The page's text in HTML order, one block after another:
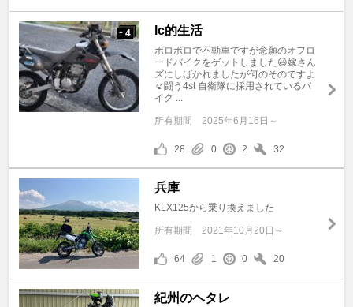
+ 4 lc的生活
ボロボロで不動車ですが念願のオフロ
ードバイクをゲットしました😃嫁さん
ズにしばかれましたが何のそのですよ
☺️闘う4st 自衛隊に採用されているバ
イク ...
所有期間 2025年6月16日～
28 0 2 32
兵庫
KLX125から乗り換えました
所有期間 2021年10月20日～
64 1 0 20
紀州のヘタレ